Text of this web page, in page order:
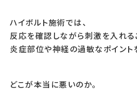
ハイボルト施術では、
反応を確認しながら刺激を入れる
炎症部位や神経の過敏なポイント
どこが本当に悪いのか。